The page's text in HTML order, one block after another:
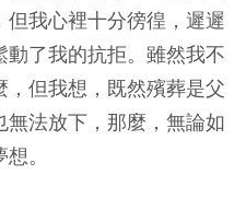
我心裡十分徬徨，遲遲
了我的抗拒。雖然我不
但我想，既然殯葬是父
法放下，那麼，無論如
。